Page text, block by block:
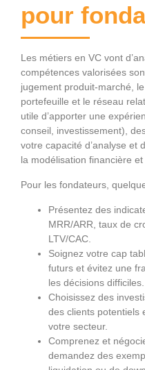
pour
Les métiers en VC vont
compétences valorisées
jugement produit‑marché,
portefeuille et le réseau
utile d’apporter une
conseil, investissement),
votre capacité d’analyse et
la modélisation financière et
Pour les fondateurs,
Présentez des
MRR/ARR, taux de
LTV/CAC.
Soignez votre cap
futurs et évitez une
les décisions difficiles.
Choisissez des
des clients potentiels
votre secteur.
Comprenez et
demandez des